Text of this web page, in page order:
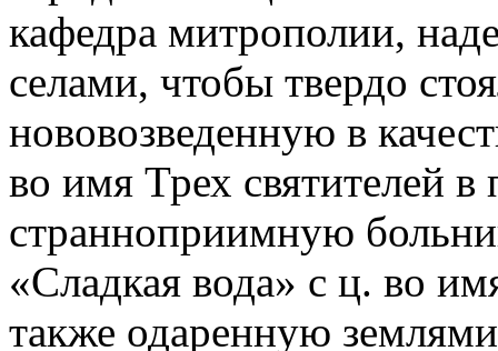
кафедра митрополии,
селами, чтобы твердо
нововозведенную в
во имя Трех святителей
странноприимную
«Сладкая вода» с ц. во
также одаренную